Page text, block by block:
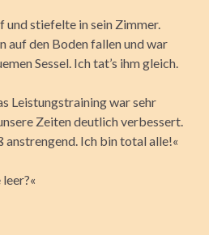
stiefelte in sein Zimmer.
auf den Boden fallen und war
Sessel. Ich tat’s ihm gleich.
Leistungstraining war sehr
Zeiten deutlich verbessert.
anstrengend. Ich bin total alle!«